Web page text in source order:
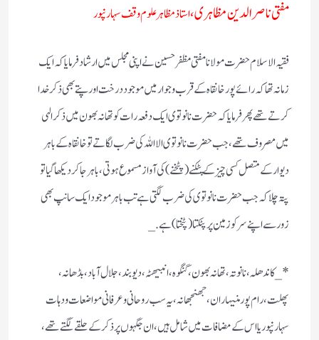
مفتی ناصرالدین مظاہری،استاذ مظاہر علوم وقف سہارنپور
فقیہ الاسلام حضرت مولانامفتی مظفرحسین نے اپنی مجلس میں ارشاد فرمایا کہ ایک
زمانہ تھا کہ رائے پور خانقاہ کے قرب وجوار میں موجود درخت اور پتے بھی ذکر خدا
کرتے تھے پھر فرمایا کہ حضرت نانوتوی ایک دفعہ رات کو تھانہ بھون میں ذکر الہی
میں مصروف تھے، جب حضرت نانوتوی الااللہ کی ضرب لگاتے تو خانقاہ کے باہر
دیوار کے متصل کسی چیز کے پٹکنے (پٹخنے) کی آواز مسموع ہوتی ،باہر جا کر دیکھا گیا تو
پتہ چلا کہ جب حضرت نانوتوی کی ضرب لگتی ہے تب باہر موجود ایک سانپ بھی
زور سے اپنے سرکو زمین پر پٹکتا(پٹختا) ہے._
*_کاندھلہ، نانوتہ، تھانہ بھون، گنگوہ، انبیھٹہ، دیوبند،جلال آباد، بڈھانہ،
پھلت،رام پور منیہاران، جھنجھانہ، یہ سب روحانی وعرفانی مواضعات و دہات
سہارنپور یا اس کے مضافات میں شامل ہیں، ان جگہوں پر ذکر کے حلقے لگتے تھے،